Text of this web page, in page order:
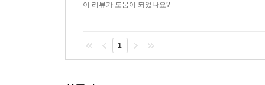
이 리뷰가 도움이 되었나요?
1